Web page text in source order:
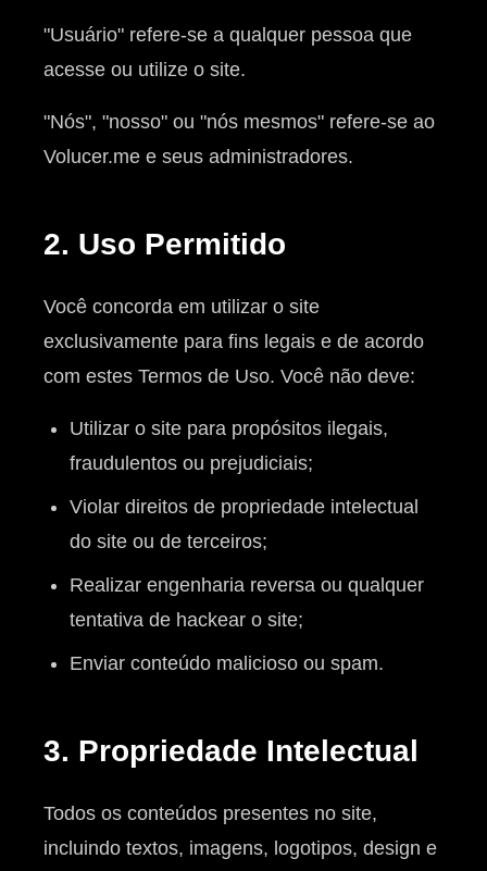
"Usuário" refere-se a qualquer pessoa que
acesse ou utilize o site.
"Nós", "nosso" ou "nós mesmos" refere-se ao
Volucer.me e seus administradores.
2. Uso Permitido
Você concorda em utilizar o site
exclusivamente para fins legais e de acordo
com estes Termos de Uso. Você não deve:
Utilizar o site para propósitos ilegais,
fraudulentos ou prejudiciais;
Violar direitos de propriedade intelectual
do site ou de terceiros;
Realizar engenharia reversa ou qualquer
tentativa de hackear o site;
Enviar conteúdo malicioso ou spam.
3. Propriedade Intelectual
Todos os conteúdos presentes no site,
incluindo textos, imagens, logotipos, design e